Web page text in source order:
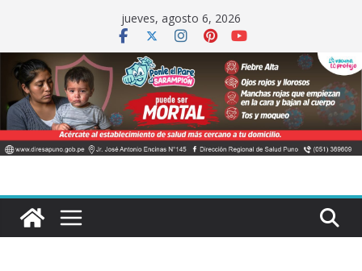
contenido
jueves, agosto 6, 2026